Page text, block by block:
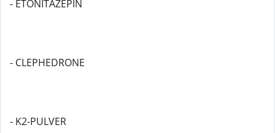
- ETONITAZEPIN
- CLEPHEDRONE
- K2-PULVER